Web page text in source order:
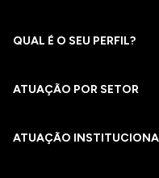
QUAL É O SEU PERFIL?
ATUAÇÃO POR SETOR
ATUAÇÃO